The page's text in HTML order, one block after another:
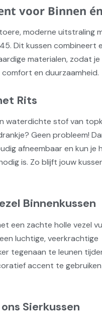
voor Binnen
moderne uitstraling
Dit kussen combineert
materialen, zodat je
en duurzaamheid.
Rits
waterdichte stof van
Geen probleem!
afneembaar en kun je
is. Zo blijft jouw
Binnenkussen
een zachte holle vezel
luchtige, veerkrachtige
tegenaan te leunen
accent te
Sierkussen